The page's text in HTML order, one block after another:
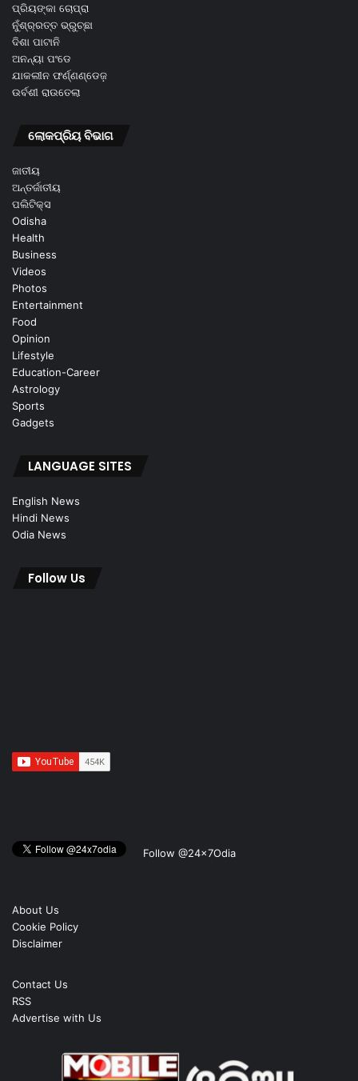
ପ୍ରିୟଙ୍କା ଚୋପ୍ରା
ନୁଁଶ୍ର୍ରତ୍ତ ଭ୍ରୁଚ୍ଛା
ଦିଶା ପାଟାନି
ଅନନ୍ୟା ପଂଡେ
ଯାକଲୀନ ଫର୍ଣ୍ଣଣ୍ଡେଜ଼
ଉର୍ବଶୀ ରାଉତେଲା
ଲୋକପ୍ରିୟ ବିଭାଗ
ଜାତୀୟ
ଅନ୍ତର୍ଜାତୀୟ
ପଲିଟିକ୍ସ
Odisha
Health
Business
Videos
Photos
Entertainment
Food
Opinion
Lifestyle
Education-Career
Astrology
Sports
Gadgets
LANGUAGE SITES
English News
Hindi News
Odia News
Follow Us
Follow @24x7Odia
About Us
Cookie Policy
Disclaimer
Contact Us
RSS
Advertise with Us